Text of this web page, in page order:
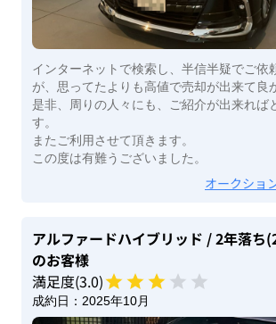
インターネットで検索し、半信半疑でご依
が、思ってたよりも高値で売却が出来て良
是非、周りの人々にも、ご紹介が出来れば
す。
またご利用させて頂きます。
この度は有難うございました。
オークショ
アルファードハイブリッド / 2年落ち
のお客様
満足度(3.0)
成約日： 2025年10月